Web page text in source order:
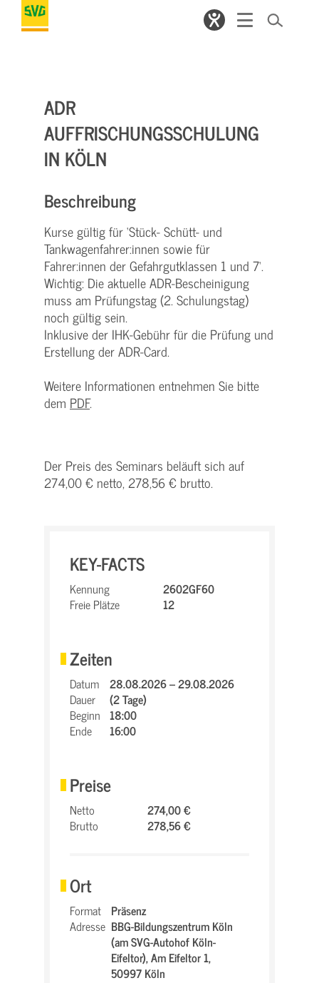
ADR
AUFFRISCHUNGSSCHULUNG
IN KÖLN
Beschreibung
Kurse gültig für ‘Stück- Schütt- und
Tankwagenfahrer:innen sowie für
Fahrer:innen der Gefahrgutklassen 1 und 7‘.
Wichtig: Die aktuelle ADR-Bescheinigung
muss am Prüfungstag (2. Schulungstag)
noch gültig sein.
Inklusive der IHK-Gebühr für die Prüfung und
Erstellung der ADR-Card.
Weitere Informationen entnehmen Sie bitte
dem PDF.
Der Preis des Seminars beläuft sich auf
274,00 € netto, 278,56 € brutto.
KEY-FACTS
Kennung
2602GF60
Freie Plätze
12
Zeiten
Datum 28.08.2026 – 29.08.2026
Dauer
(2 Tage)
Beginn 18:00
Ende
16:00
Preise
Netto
274,00 €
Brutto
278,56 €
Ort
Format Präsenz
Adresse BBG-Bildungszentrum Köln
(am SVG-Autohof Köln-
Eifeltor),Am Eifeltor 1,
50997 Köln